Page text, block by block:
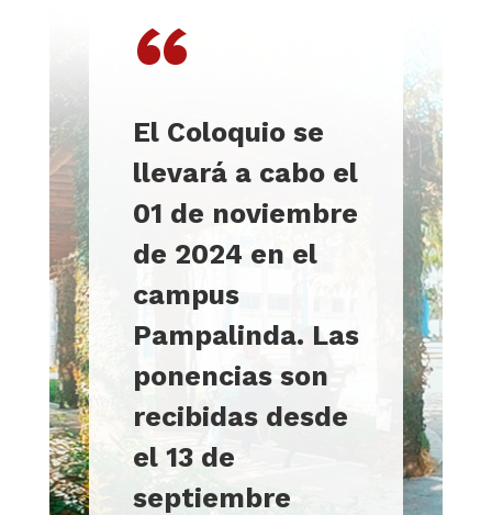
“
El Coloquio se
llevará a cabo el
01 de noviembre
de 2024 en el
campus
Pampalinda. Las
ponencias son
recibidas desde
el 13 de
septiembre